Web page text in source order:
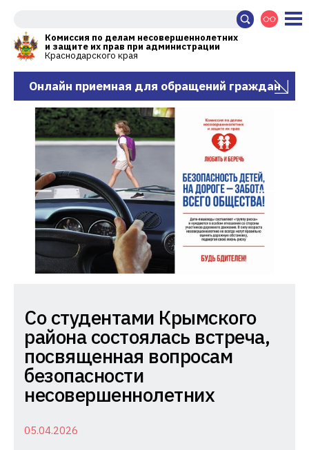
Комиссия по делам несовершеннолетних
и защите их прав при администрации
Краснодарского края
Онлайн приемная для обращений граждан
Комиссия
по
делам
несовершеннолетних
и
защите
их
Со студентами Крымского
района состоялась встреча,
посвященная вопросам
безопасности
несовершеннолетних
05.04.2026